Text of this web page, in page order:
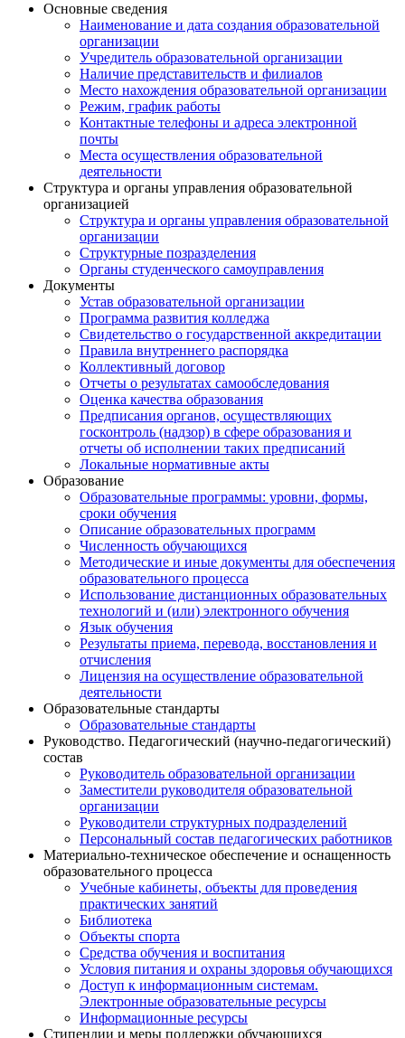
Основные сведения
Наименование и дата создания образовательной
организации
Учредитель образовательной организации
Наличие представительств и филиалов
Место нахождения образовательной организации
Режим, график работы
Контактные телефоны и адреса электронной
почты
Места осуществления образовательной
деятельности
Структура и органы управления образовательной
организацией
Структура и органы управления образовательной
организации
Структурные позразделения
Органы студенческого самоуправления
Документы
Устав образовательной организации
Программа развития колледжа
Свидетельство о государственной аккредитации
Правила внутреннего распорядка
Коллективный договор
Отчеты о результатах самообследования
Оценка качества образования
Предписания органов, осуществляющих
госконтроль (надзор) в сфере образования и
отчеты об исполнении таких предписаний
Локальные нормативные акты
Образование
Образовательные программы: уровни, формы,
сроки обучения
Описание образовательных программ
Численность обучающихся
Методические и иные документы для обеспечения
образовательного процесса
Использование дистанционных образовательных
технологий и (или) электронного обучения
Язык обучения
Результаты приема, перевода, восстановления и
отчисления
Лицензия на осуществление образовательной
деятельности
Образовательные стандарты
Образовательные стандарты
Руководство. Педагогический (научно-педагогический)
состав
Руководитель образовательной организации
Заместители руководителя образовательной
организации
Руководители структурных подразделений
Персональный состав педагогических работников
Материально-техническое обеспечение и оснащенность
образовательного процесса
Учебные кабинеты, объекты для проведения
практических занятий
Библиотека
Объекты спорта
Средства обучения и воспитания
Условия питания и охраны здоровья обучающихся
Доступ к информационным системам.
Электронные образовательные ресурсы
Информационные ресурсы
Стипендии и меры поддержки обучающихся